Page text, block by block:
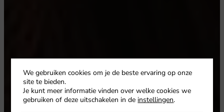
We gebruiken cookies om je de beste ervaring op onze
site te bieden.
Je kunt meer informatie vinden over welke cookies we
gebruiken of deze uitschakelen in de instellingen.